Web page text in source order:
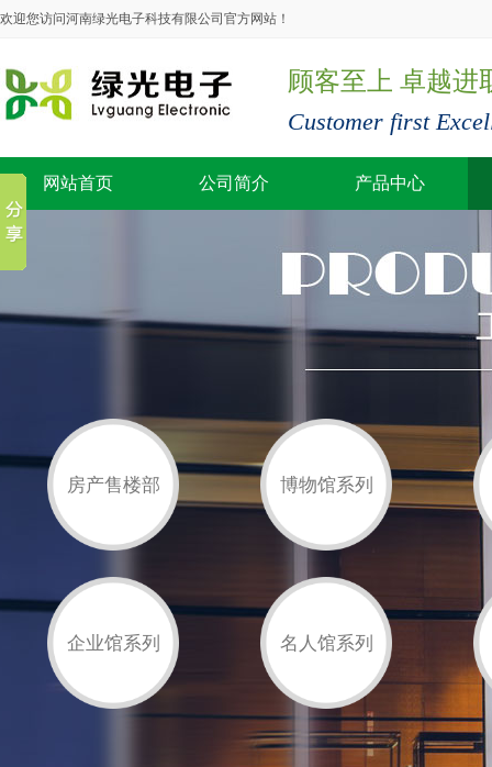
欢迎您访问河南绿光电子科技有限公司官方网站！
顾客至上 卓越进
Customer first
网站首页 公司简介 产品中心
房产售楼部 博物馆系列
企业馆系列 名人馆系列